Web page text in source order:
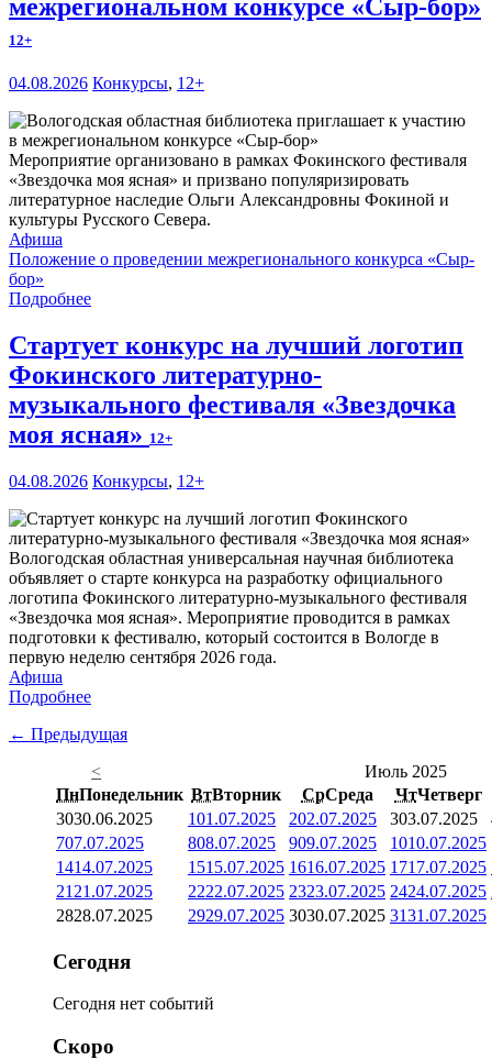
межрегиональном конкурсе «Сыр-бор»
12+
04.08.2026 Конкурсы, 12+
Мероприятие организовано в рамках Фокинского фестиваля
«Звездочка моя ясная» и призвано популяризировать
литературное наследие Ольги Александровны Фокиной и
культуры Русского Севера.
Афиша
Положение о проведении межрегионального конкурса «Сыр-
бор»
Подробнее
Стартует конкурс на лучший логотип
Фокинского литературно-
музыкального фестиваля «Звездочка
моя ясная» 12+
04.08.2026 Конкурсы, 12+
Вологодская областная универсальная научная библиотека
объявляет о старте конкурса на разработку официального
логотипа Фокинского литературно-музыкального фестиваля
«Звездочка моя ясная». Мероприятие проводится в рамках
подготовки к фестивалю, который состоится в Вологде в
первую неделю сентября 2026 года.
Афиша
Подробнее
← Предыдущая
<
Июль 2025
ПнПонедельник ВтВторник СрСреда ЧтЧетверг
3030.06.2025 101.07.2025 202.07.2025 303.07.2025
707.07.2025 808.07.2025 909.07.2025 1010.07.2025
1414.07.2025 1515.07.2025 1616.07.2025 1717.07.2025
21 21.07.2025 2222.07.2025 2323.07.2025 2424.07.2025
2828.07.2025 2929.07.2025 3030.07.2025 3131.07.2025
Сегодня
Сегодня нет событий
Скоро